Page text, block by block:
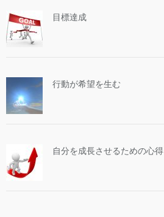
目標達成
行動が希望を生む
自分を成長させるための心得